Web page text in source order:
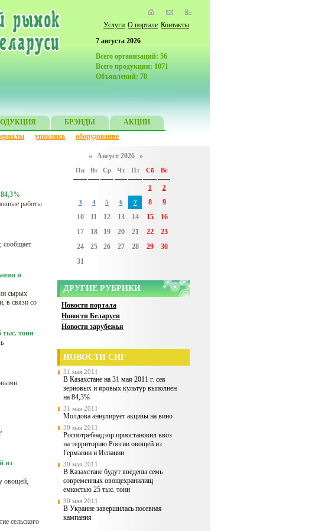
7 августа 2026
Всего организаций: 56
Всего продукции: 1071
Объявлений: 78
БРЭНДЫ
АКЦИИ
упаковка оборудование
Услуги О портале Контакты
работы
сообщает
и
сырых
в связи со
тыс. тонн
из
овощей,
сельского
« Август 2026 »
Пн Вт Ср Чт Пт Сб Вс
1 2
3 4 5 6 7 8
9
10
11 12 13 14 15
16
17
18 19 20 21 22
23
24
25 26 27 28 29
30
31
ДРУГИЕ РУБРИКИ
Новости портала
Новости Беларуси
Новости зарубежья
НОВОСТИ СНГ
31 мая 2011
В Казахстане на 31 мая 2011 г. сев
зерновых и яровых культур выполнен
на 84,3%
31 мая 2011
Молдова аннулирует акцизы на вино
30 мая 2011
Роспотребнадзор приостановил ввоз
на территорию России овощей из
Германии и Испании
30 мая 2011
В Казахстане будут введены семь
современных овощехранилищ
емкостью 25 тыс. тонн
30 мая 2011
В Украине завершилась посевная
кампания